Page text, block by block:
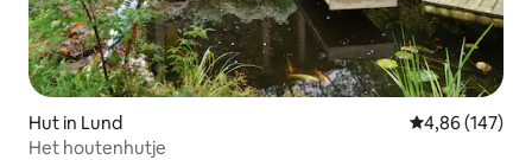
Hut in Lund Gemiddelde
4,86 (147)
Het houtenhutje